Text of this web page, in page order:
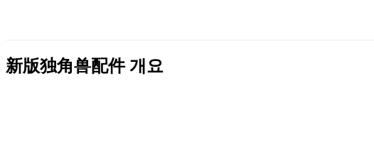
新版独角兽配件 개요